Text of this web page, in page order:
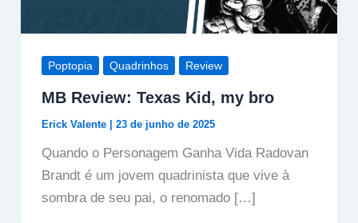
Poptopia Quadrinhos Review
MB Review: Texas Kid, my bro
Erick Valente 23 de junho de 2025
Quando o Personagem Ganha Vida Radovan
Brandt é um jovem quadrinista que vive à
sombra de seu pai, o renomado […]